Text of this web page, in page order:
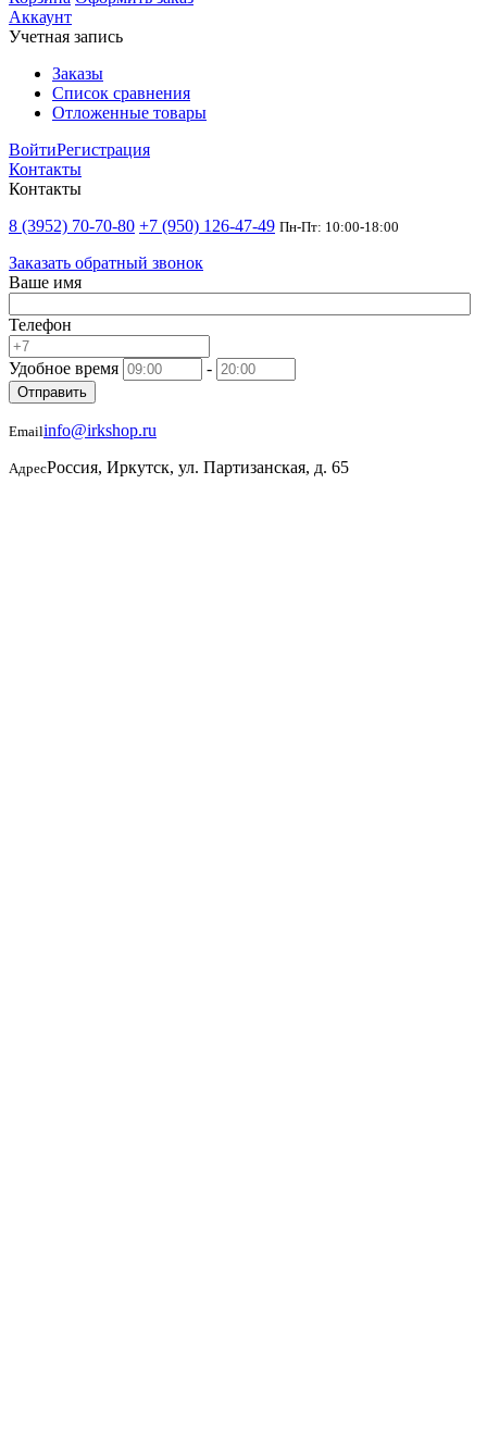
Аккаунт
Учетная запись
Заказы
Список сравнения
Отложенные товары
ВойтиРегистрация
Контакты
Контакты
8 (3952) 70-70-80 +7 (950) 126-47-49 Пн-Пт: 10:00-18:00
Заказать обратный звонок
Ваше имя
Телефон
Удобное время -
Отправить
Emailinfo@irkshop.ru
АдресРоссия, Иркутск, ул. Партизанская, д. 65